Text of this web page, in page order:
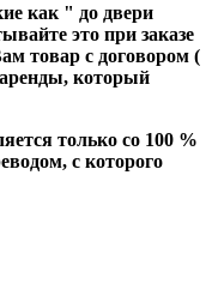
как " до двери
это при заказе
товар с договором (
который
только со 100 %
с которого